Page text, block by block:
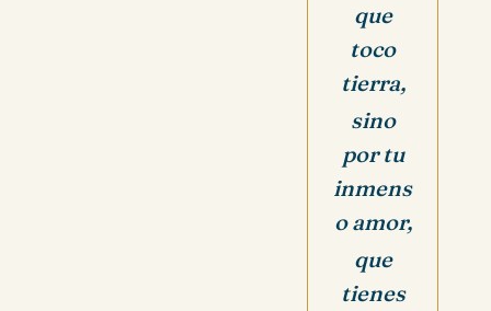
que
toco
tierra,
sino
por tu
inmens
o amor,
que
tienes